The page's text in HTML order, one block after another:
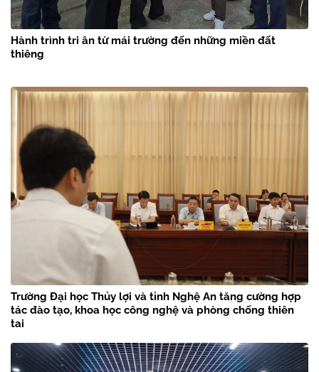
Hành trình tri ân từ mái trường đến những miền đất
thiêng
Trường Đại học Thủy lợi và tỉnh Nghệ An tăng cường hợp
tác đào tạo, khoa học công nghệ và phòng chống thiên
tai